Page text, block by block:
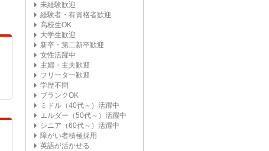
未経験歓迎
経験者・有資格者歓迎
高校生OK
大学生歓迎
新卒・第二新卒歓迎
女性活躍中
主婦・主夫歓迎
フリーター歓迎
学歴不問
ブランクOK
ミドル（40代～）活躍中
エルダー（50代～）活躍中
シニア（60代～）活躍中
障がい者積極採用
英語が活かせる